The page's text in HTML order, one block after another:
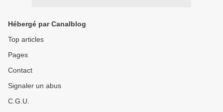
Hébergé par Canalblog
Top articles
Pages
Contact
Signaler un abus
C.G.U.